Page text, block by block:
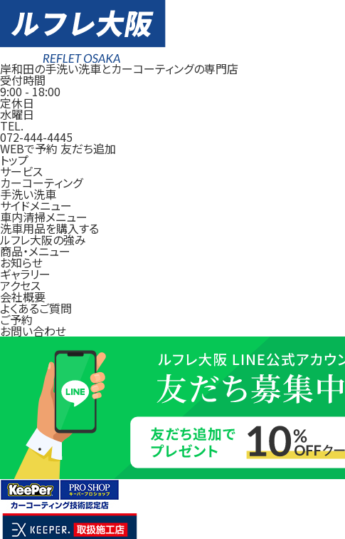
岸和田の手洗い洗車とカーコーティングの専門店
受付時間
9:00 -18:00
定休日
水曜日
TEL.
072-444-4445
WEBで予約 友だち追加
トップ
サービス
カーコーティング
手洗い洗車
サイドメニュー
車内清掃メニュー
洗車用品を購入する
ルフレ大阪の強み
商品・メニュー
お知らせ
ギャラリー
アクセス
会社概要
よくあるご質問
ご予約
お問い合わせ